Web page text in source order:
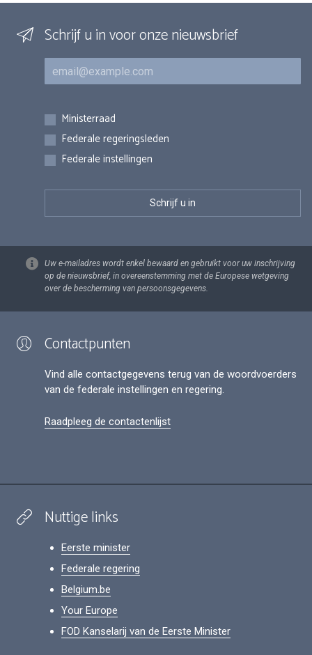
Schrijf u in voor onze nieuwsbrief
E-mail
Inschrijvingen
Ministerraad
Federale regeringsleden
Federale instellingen
Uw e-mailadres wordt enkel bewaard en gebruikt voor uw inschrijving
op de nieuwsbrief, in overeenstemming met de Europese wetgeving
over de bescherming van persoonsgegevens.
Contactpunten
Vind alle contactgegevens terug van de woordvoerders
van de federale instellingen en regering.
Raadpleeg de contactenlijst
Nuttige links
Eerste minister
Federale regering
Belgium.be
Your Europe
FOD Kanselarij van de Eerste Minister